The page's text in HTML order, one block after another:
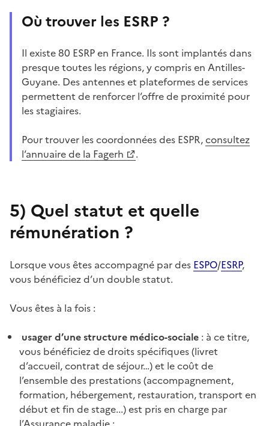
Où trouver les ESRP ?
Il existe 80 ESRP en France. Ils sont implantés dans
presque toutes les régions, y compris en Antilles-
Guyane. Des antennes et plateformes de services
permettent de renforcer l’offre de proximité pour
les stagiaires.
Pour trouver les coordonnées des ESPR,consultez
l’annuaire de la Fagerh
.
5) Quel statut et quelle
rémunération ?
Lorsque vous êtes accompagné par des ESPO/ESRP,
vous bénéficiez d’un double statut.
Vous êtes à la fois :
usager d’une structure médico-sociale : à ce titre,
vous bénéficiez de droits spécifiques (livret
d’accueil, contrat de séjour…) et le coût de
l’ensemble des prestations (accompagnement,
formation, hébergement, restauration, transport en
début et fin de stage...) est pris en charge par